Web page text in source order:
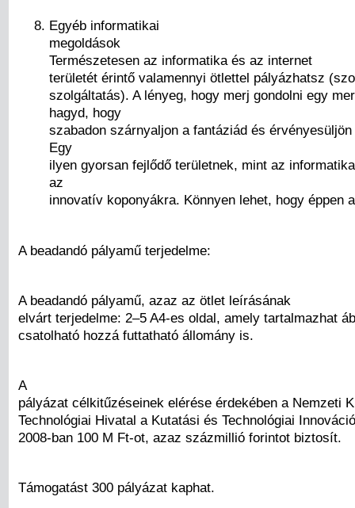
Egyéb informatikai
megoldások
Természetesen az informatika és az internet
területét érintő valamennyi ötlettel pályázhatsz
szolgáltatás). A lényeg, hogy merj gondolni egy
hagyd, hogy
szabadon szárnyaljon a fantáziád és
Egy
ilyen gyorsan fejlődő területnek, mint az
az
innovatív koponyákra. Könnyen lehet, hogy éppen
A beadandó pályamű terjedelme:
A beadandó pályamű, azaz az ötlet leírásának
elvárt terjedelme: 2–5 A4-es oldal, amely tartalmazhat
csatolható hozzá futtatható állomány is.
A
pályázat célkitűzéseinek elérése érdekében a Nemzeti
Technológiai Hivatal a Kutatási és Technológiai
2008-ban 100 M Ft-ot, azaz százmillió forintot biztosít.
Támogatást 300 pályázat kaphat.